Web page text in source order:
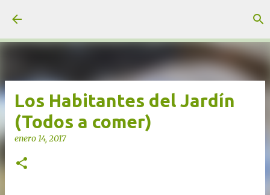
Los Habitantes del Jardín
(Todos a comer)
enero 14, 2017